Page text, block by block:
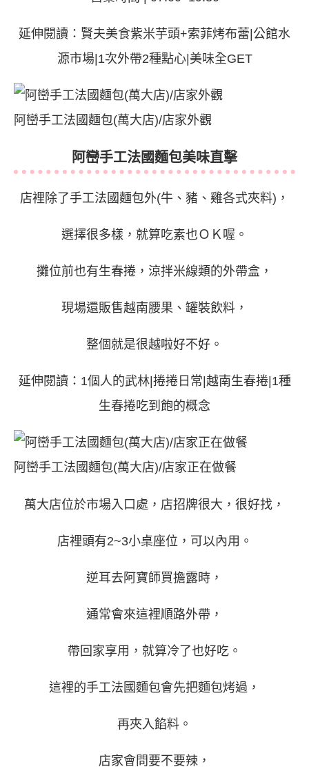
延伸閱讀： 賢夫美食紫米芋頭+索菲烤布蕾|公館水
源市場|1次外帶2種點心|美味全GET
阿巒手工法國麵包(萬大店)/店家外觀
阿巒手工法國麵包美味直擊
店裡除了手工法國麵包外(牛、豬、雞各式夾料)，
選擇很多樣，就算吃素也ＯＫ喔。
攤位前也有生春捲，涼拌米線類的外帶盒，
現場還販售越南腰果、罐裝飲料，
整個就是很越啦好不好。
延伸閱讀： 1個人的武林|捲捲日常|越南生春捲|1種
生春捲吃到飽的概念
阿巒手工法國麵包(萬大店)/店家正在做餐
萬大店位於市場入口處，店招牌很大，很好找，
店裡頭有2~3小桌座位，可以內用。
逆耳去阿寶師買擔露時，
通常會來這裡順路外帶，
帶回家享用，就算冷了也好吃。
這裡的手工法國麵包會先把麵包烤過，
再夾入餡料。
店家會問要不要辣，